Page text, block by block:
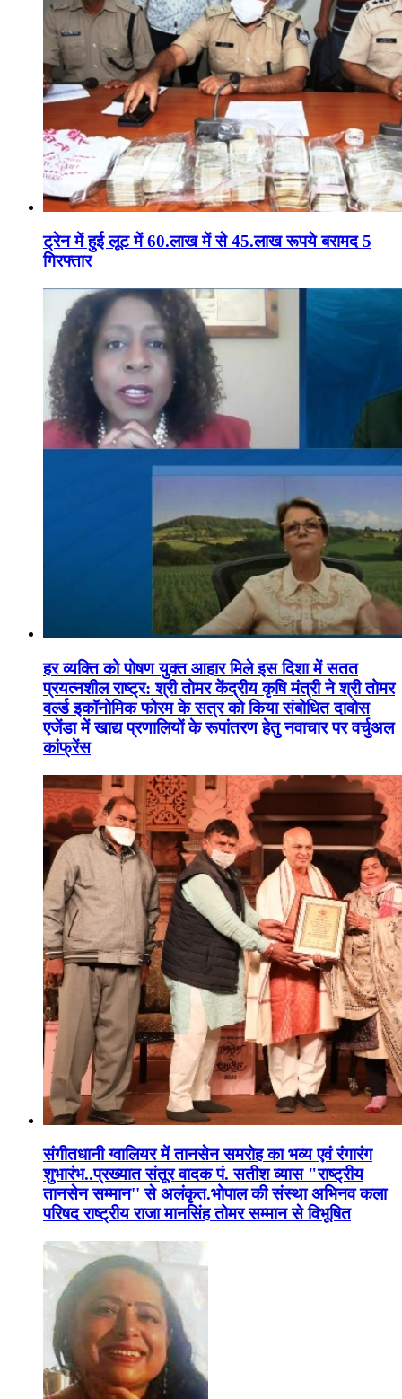
ट्रेन में हुई लूट में 60.लाख में से 45.लाख रूपये बरामद 5
गिरफ्तार
हर व्यक्ति को पोषण युक्त आहार मिले इस दिशा में सतत
प्रयत्नशील राष्ट्र: श्री तोमर केंद्रीय कृषि मंत्री ने श्री तोमर
वर्ल्ड इकॉनोमिक फोरम के सत्र को किया संबोधित दावोस
एजेंडा में खाद्य प्रणालियों के रूपांतरण हेतु नवाचार पर वर्चुअल
कांफ्रेंस
संगीतधानी ग्वालियर में तानसेन समरोह का भव्य एवं रंगारंग
शुभारंभ..प्रख्यात संतूर वादक पं. सतीश व्यास "राष्ट्रीय
तानसेन सम्मान'' से अलंकृत.भोपाल की संस्था अभिनव कला
परिषद राष्ट्रीय राजा मानसिंह तोमर सम्मान से विभूषित